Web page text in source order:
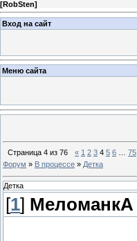
[RobSten]
Вход на сайт
Меню сайта
Страница 4 из 76 « 1 2 3 4 5 6 75
Форум » В процессе » Детка
Детка
[1] МеломанкА